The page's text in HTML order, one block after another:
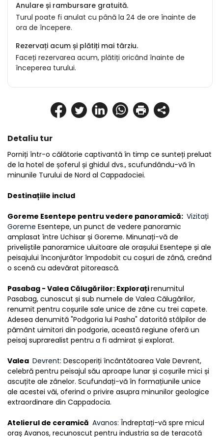
Detaliu tur
Porniți într-o călătorie captivantă în timp ce sunteți preluat
de la hotel de șoferul și ghidul dvs., scufundându-vă în
minunile Turului de Nord al Cappadociei.
Destinațiile includ
Goreme Esentepe pentru vedere panoramică: Vizitați
Goreme Esentepe, un punct de vedere panoramic
amplasat între Uchisar și Goreme. Minunați-vă de
priveliștile panoramice uluitoare ale orașului Esentepe și ale
peisajului înconjurător împodobit cu coșuri de zână, creând
o scenă cu adevărat pitorească.
Pasabag - Valea Călugărilor: Explorați renumitul
Pasabag, cunoscut și sub numele de Valea Călugărilor,
renumit pentru coșurile sale unice de zâne cu trei capete.
Adesea denumită "Podgoria lui Pasha" datorită stâlpilor de
pământ uimitori din podgorie, această regiune oferă un
peisaj suprarealist pentru a fi admirat și explorat.
Valea Devrent: Descoperiți încântătoarea Vale Devrent,
celebră pentru peisajul său aproape lunar și coșurile mici și
ascuțite ale zânelor. Scufundați-vă în formațiunile unice
ale acestei văi, oferind o privire asupra minunilor geologice
extraordinare din Cappadocia.
Atelierul de ceramică Avanos: Îndreptați-vă spre micul
oraș Avanos, recunoscut pentru industria sa de teracotă
Anulare și rambursare gratuită.
Turul poate fi anulat cu până la 24 de ore înainte de
ora de începere.
Rezervați acum și plătiți mai târziu.
Faceți rezervarea acum, plătiți oricând înainte de
începerea turului.